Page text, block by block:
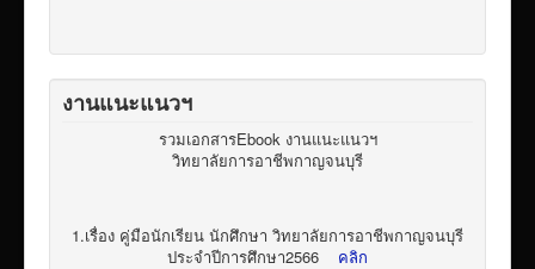
งานแนะแนวฯ
รวมเอกสารEbook งานแนะแนวฯ
วิทยาลัยการอาชีพกาญจนบุรี
1.เรื่อง คู่มือนักเรียน นักศึกษา วิทยาลัยการอาชีพกาญจนบุรี
ประจำปีการศึกษา2566
คลิก